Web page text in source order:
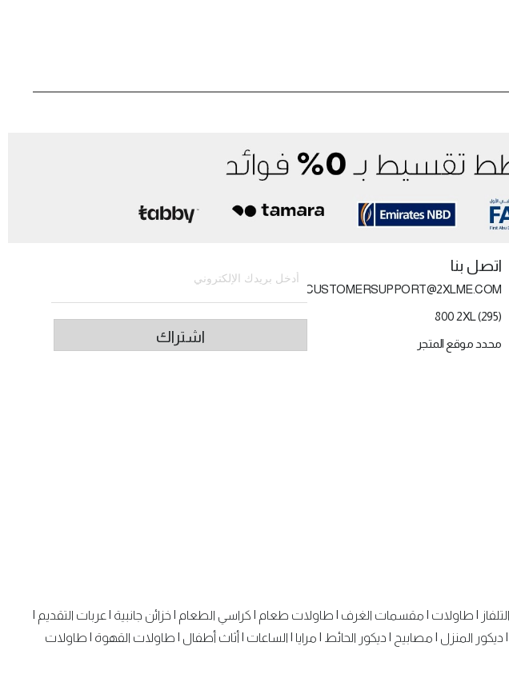
اتصل بنا
CUSTOMERSUPPORT@2XLME.COM
800 2XL (295)
محدد موقع المتجر
اشتراك
طاولات مقسمات الغرف طاولات طعام كراسي الطعام خزائن جانبية عربات التقديم
ديكور المنزل مصابيح ديكور الحائط مرايا الساعات أثاث أطفال طاولات القهوة
طاولات